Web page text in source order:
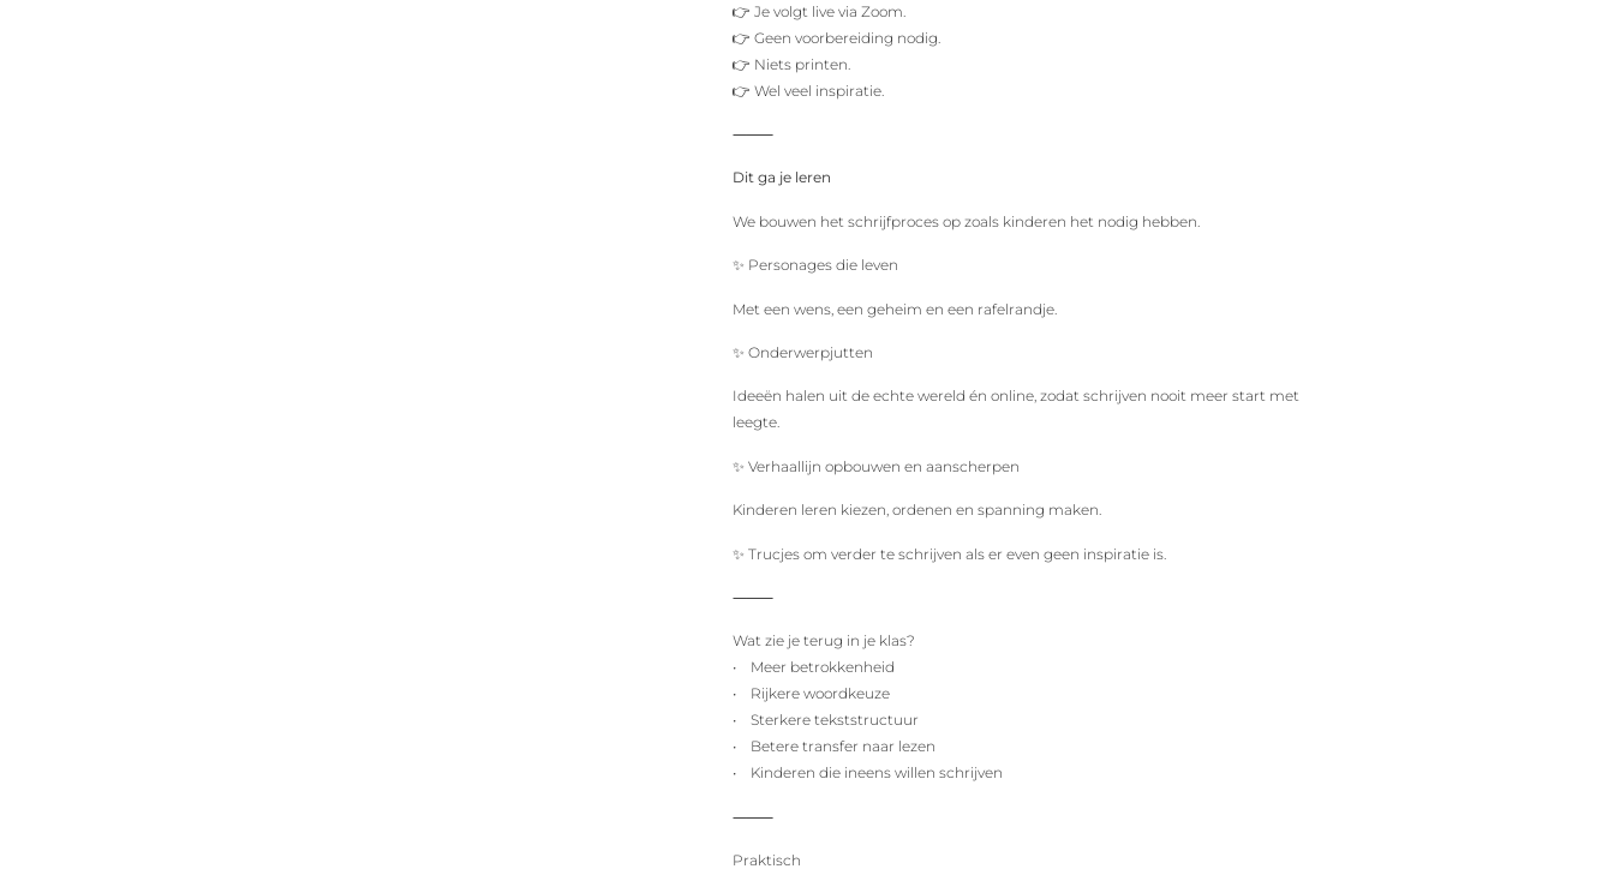
👉 Je volgt live via Zoom.
👉 Geen voorbereiding nodig.
👉 Niets printen.
👉 Wel veel inspiratie.
⸻
Dit ga je leren
We bouwen het schrijfproces op zoals kinderen het nodig hebben.
✨ Personages die leven
Met een wens, een geheim en een rafelrandje.
✨ Onderwerpjutten
Ideeën halen uit de echte wereld én online, zodat schrijven nooit meer start met
leegte.
✨ Verhaallijn opbouwen en aanscherpen
Kinderen leren kiezen, ordenen en spanning maken.
✨ Trucjes om verder te schrijven als er even geen inspiratie is.
⸻
Wat zie je terug in je klas?
• Meer betrokkenheid
• Rijkere woordkeuze
• Sterkere tekststructuur
• Betere transfer naar lezen
• Kinderen die ineens willen schrijven
⸻
Praktisch